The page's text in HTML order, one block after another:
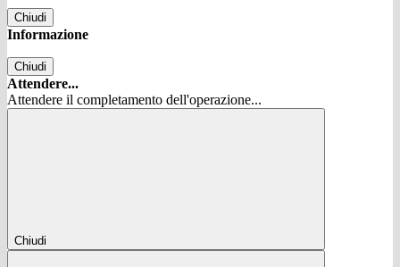
Chiudi
Informazione
Chiudi
Attendere...
Attendere il completamento dell'operazione...
Chiudi